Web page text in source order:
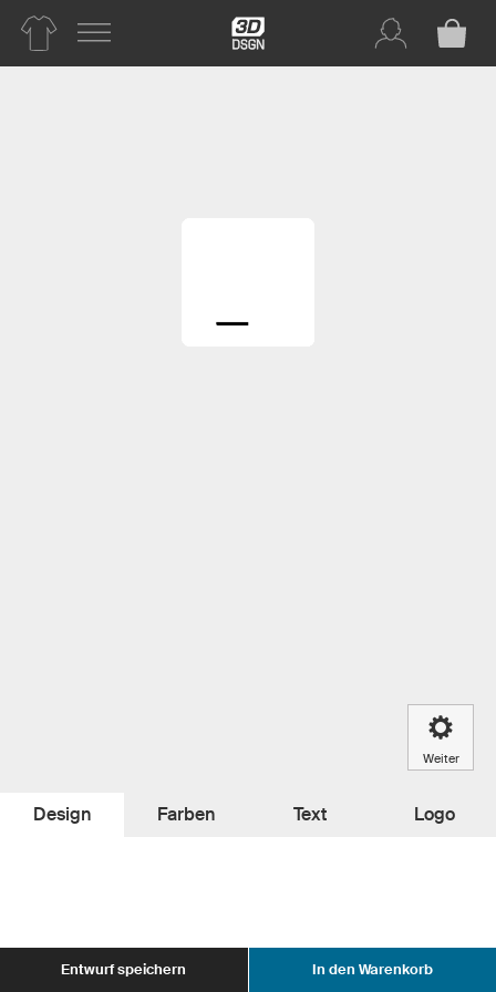
Design Farben Text Logo
Entwurf speichern In den Warenkorb
Weiter